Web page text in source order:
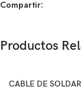
Compartir:
Productos
CABLE DE